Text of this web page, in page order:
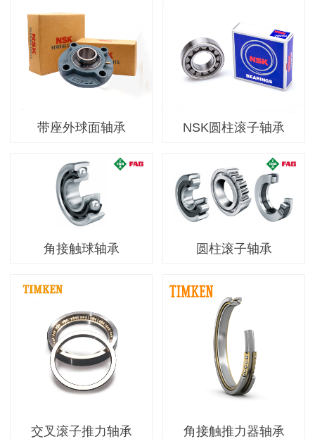
带座外球面轴承 NSK圆柱滚子轴承
角接触球轴承 圆柱滚子轴承
交叉滚子推力轴承 角接触推力器轴承